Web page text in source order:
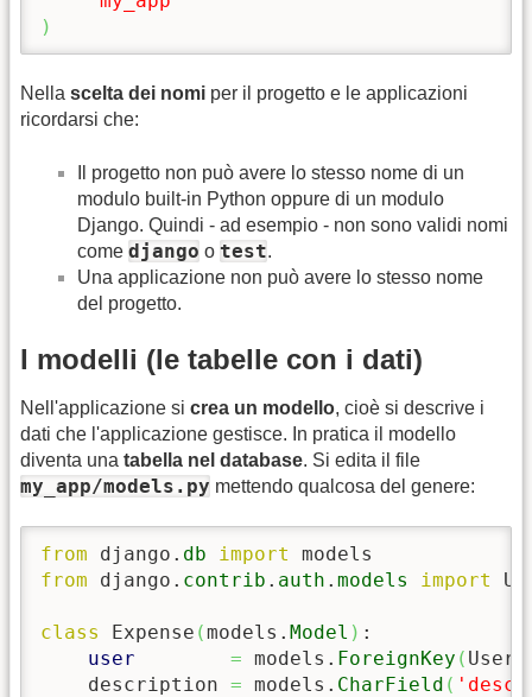
)
Nella scelta dei nomi per il progetto e le applicazioni
ricordarsi che:
Il progetto non può avere lo stesso nome di un
modulo built-in Python oppure di un modulo
Django. Quindi - ad esempio - non sono validi nomi
come django o test.
Una applicazione non può avere lo stesso nome
del progetto.
I modelli (le tabelle con i dati)
Nell'applicazione si crea un modello, cioè si descrive i
dati che l'applicazione gestisce. In pratica il modello
diventa una tabella nel database. Si edita il file
my_app/models.py mettendo qualcosa del genere:
from django. db import
from django. contrib . auth . models import
class Expense (models. Model ) :
user
= models. ForeignKey ( User
    description
= models. CharField (